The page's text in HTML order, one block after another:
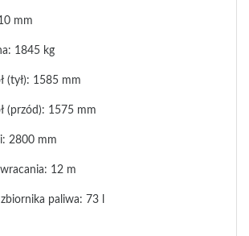
mm
1845 kg
(tył): 1585 mm
(przód): 1575 mm
2800 mm
12 m
paliwa: 73 l